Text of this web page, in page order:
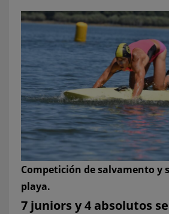
Competición de salvamento y
playa.
7 juniors y 4 absolutos